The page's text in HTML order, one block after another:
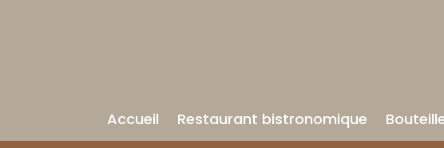
Accueil Restaurant bistronomique